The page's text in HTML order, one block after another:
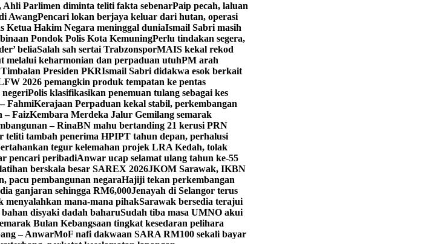
Ahli Parlimen diminta teliti fakta sebenarPaip pecah, laluan
AwangPencari lokan berjaya keluar dari hutan, operasi
Ketua Hakim Negara meninggal duniaIsmail Sabri masih
Pondok Polis Kota KemuningPerlu tindakan segera,
beliaSalah sah sertai TrabzonsporMAIS kekal rekod
melalui keharmonian dan perpaduan utuhPM arah
Presiden PKRIsmail Sabri didakwa esok berkait
2026 pemangkin produk tempatan ke pentas
Polis klasifikasikan penemuan tulang sebagai kes
FahmiKerajaan Perpaduan kekal stabil, perkembangan
– FaizKembara Merdeka Jalur Gemilang semarak
– RinaBN mahu bertanding 21 kerusi PRN
teliti tambah penerima HPIPT tahun depan, perhalusi
tegur kelemahan projek LRA Kedah, tolak
pencari peribadiAnwar ucap selamat ulang tahun ke-55
berskala besar SAREX 2026JKOM Sarawak, IKBN
pacu pembangunan negaraHajiji tekan perkembangan
ganjaran sehingga RM6,000Jenayah di Selangor terus
menyalahkan mana-mana pihakSarawak bersedia terajui
disyaki dadah baharuSudah tiba masa UMNO akui
Bulan Kebangsaan tingkat kesedaran pelihara
– AnwarMoF nafi dakwaan SARA RM100 sekali bayar